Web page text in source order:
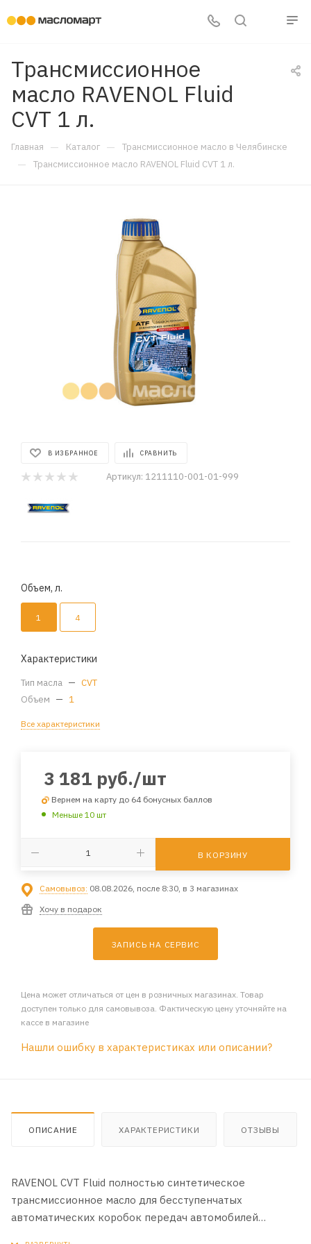
Трансмиссионное
масло RAVENOL Fluid
CVT 1 л.
Главная — Каталог — Трансмиссионное масло в Челябинске
— Трансмиссионное масло RAVENOL Fluid CVT 1 л.
В ИЗБРАННОЕ СРАВНИТЬ
Артикул: 1211110-001-01-999
Объем, л.
1 4
Характеристики
Тип масла — CVT
Объем — 1
Все характеристики
3 181 руб./шт
Вернем на карту до 64 бонусных баллов
Меньше 10 шт
В КОРЗИНУ
Самовывоз: 08.08.2026, после 8:30, в 3 магазинах
Хочу в подарок
ЗАПИСЬ НА СЕРВИС
Цена может отличаться от цен в розничных магазинах. Товар
доступен только для самовывоза. Фактическую цену уточняйте на
кассе в магазине
Нашли ошибку в характеристиках или описании?
ОПИСАНИЕ ХАРАКТЕРИСТИКИ ОТЗЫВЫ
RAVENOL CVT Fluid полностью синтетическое
трансмиссионное масло для бесступенчатых
автоматических коробок передач автомобилей